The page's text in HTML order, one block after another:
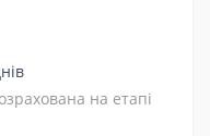
на етапі